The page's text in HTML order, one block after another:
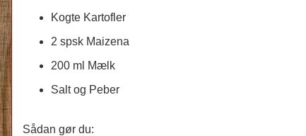
Kogte Kartofler
2 spsk Maizena
200 ml Mælk
Salt og Peber
Sådan gør du: